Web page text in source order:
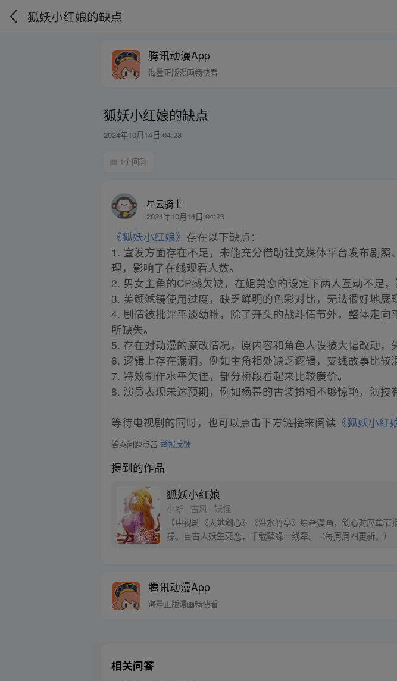
狐妖小红娘的缺点
腾讯动漫App
海量正版漫画畅快看
狐妖小红娘的缺点
2024年10月14日 04:23
1个回答
星云骑士
2024年10月14日 04:23
《狐妖小红娘》 存在以下缺点：
1. 宣发方面存在不足，未能充分借助社交媒体平台发布剧
理，影响了在线观看人数。
2. 男女主角的CP感欠缺，在姐弟恋的设定下两人互动不足，
3. 美颜滤镜使用过度，缺乏鲜明的色彩对比，无法很好地展
4. 剧情被批评平淡幼稚，除了开头的战斗情节外，整体走
所缺失。
5. 存在对动漫的魔改情况，原内容和角色人设被大幅改动，
6. 逻辑上存在漏洞，例如主角相处缺乏逻辑，支线故事比较
7. 特效制作水平欠佳，部分桥段看起来比较廉价。
8. 演员表现未达预期，例如杨幂的古装扮相不够惊艳，演技
等待电视剧的同时，也可以点击下方链接来阅读 《狐妖小红
答案问题点击举报反馈
提到的作品
狐妖小红娘
小新 · 古风 · 妖怪
【电视剧《天地剑心》《淮水竹亭》原著漫画，剑心对应章
操。自古人妖生死恋，千载孽缘一线牵。（每周周四更新。）
腾讯动漫App
海量正版漫画畅快看
相关问答